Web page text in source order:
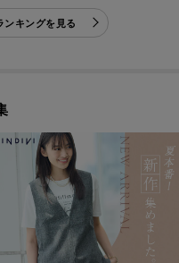
ンキングを見る